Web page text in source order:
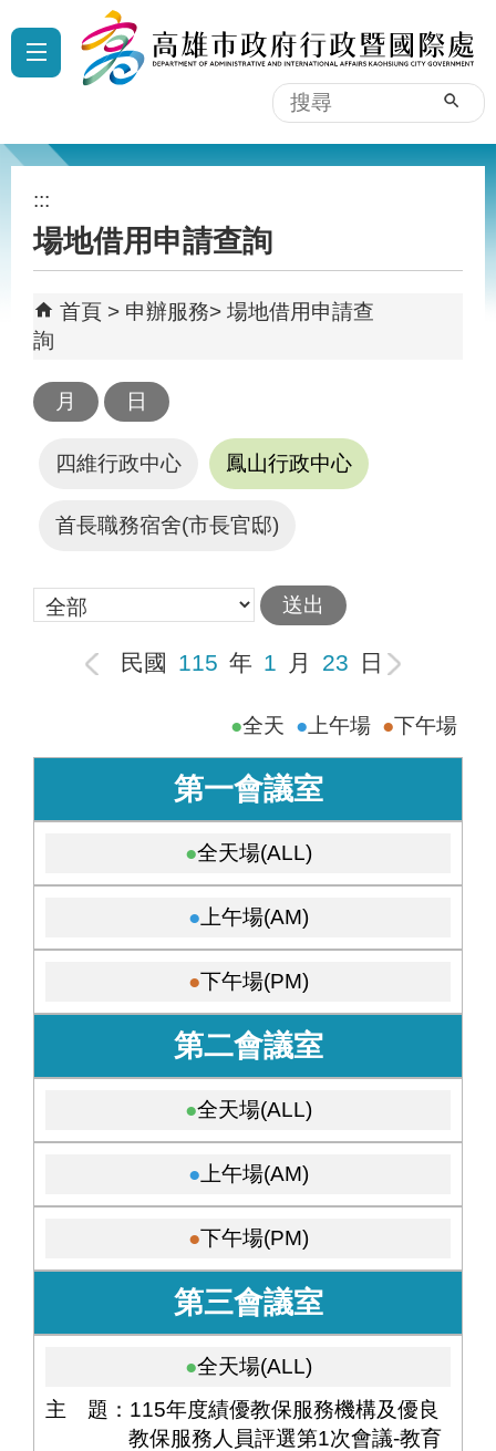
跳到主要內容區塊
搜
尋
:::
場地借用申請查詢
首頁 申辦服務
場地借用申請查
詢
四維行政中心 鳳山行政中心
首長職務宿舍(市長官邸)
民國 115 年 1 月 23 日
全天 上午場 下午場
第一會議室
全天場(ALL)
上午場(AM)
下午場(PM)
第二會議室
全天場(ALL)
上午場(AM)
下午場(PM)
第三會議室
全天場(ALL)
主 題：115年度績優教保服務機構及優良
教保服務人員評選第1次會議-教育